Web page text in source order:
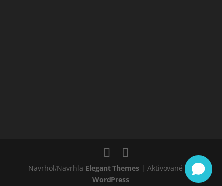
Navrhol/Navrhla Elegant Themes | Aktivované od
WordPress